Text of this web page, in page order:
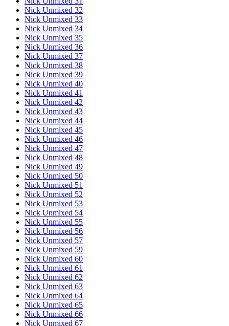
Nick Unmixed 32
Nick Unmixed 33
Nick Unmixed 34
Nick Unmixed 35
Nick Unmixed 36
Nick Unmixed 37
Nick Unmixed 38
Nick Unmixed 39
Nick Unmixed 40
Nick Unmixed 41
Nick Unmixed 42
Nick Unmixed 43
Nick Unmixed 44
Nick Unmixed 45
Nick Unmixed 46
Nick Unmixed 47
Nick Unmixed 48
Nick Unmixed 49
Nick Unmixed 50
Nick Unmixed 51
Nick Unmixed 52
Nick Unmixed 53
Nick Unmixed 54
Nick Unmixed 55
Nick Unmixed 56
Nick Unmixed 57
Nick Unmixed 59
Nick Unmixed 60
Nick Unmixed 61
Nick Unmixed 62
Nick Unmixed 63
Nick Unmixed 64
Nick Unmixed 65
Nick Unmixed 66
Nick Unmixed 67